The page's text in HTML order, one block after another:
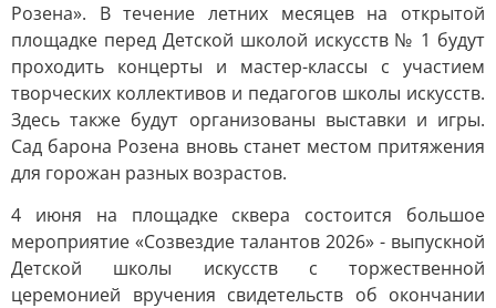
Розена». В течение летних месяцев на открытой
площадке перед Детской школой искусств № 1 будут
проходить концерты и мастер-классы с участием
творческих коллективов и педагогов школы искусств.
Здесь также будут организованы выставки и игры.
Сад барона Розена вновь станет местом притяжения
для горожан разных возрастов.
4 июня на площадке сквера состоится большое
мероприятие «Созвездие талантов 2026» - выпускной
Детской школы искусств с торжественной
церемонией вручения свидетельств об окончании